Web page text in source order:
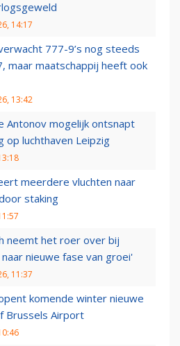
14:17
777-9’s nog steeds
maar maatschappij heeft ook
13:42
Antonov mogelijk ontsnapt
op luchthaven Leipzig
meerdere vluchten naar
staking
neemt het roer over bij
nieuwe fase van groei'
11:37
komende winter nieuwe
Brussels Airport